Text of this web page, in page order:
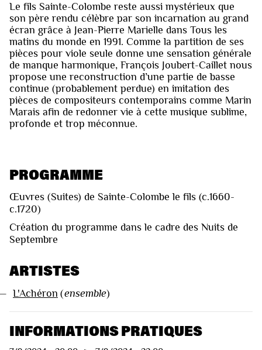
Le fils Sainte-Colombe reste aussi mystérieux que
son père rendu célèbre par son incarnation au grand
écran grâce à Jean-Pierre Marielle dans Tous les
matins du monde en 1991. Comme la partition de ses
pièces pour viole seule donne une sensation générale
de manque harmonique, François Joubert-Caillet nous
propose une reconstruction d’une partie de basse
continue (probablement perdue) en imitation des
pièces de compositeurs contemporains comme Marin
Marais afin de redonner vie à cette musique sublime,
profonde et trop méconnue.
PROGRAMME
Œuvres (Suites) de Sainte-Colombe le fils (c.1660-
c.1720)
Création du programme dans le cadre des Nuits de
Septembre
ARTISTES
L'Achéron (ensemble)
INFORMATIONS PRATIQUES